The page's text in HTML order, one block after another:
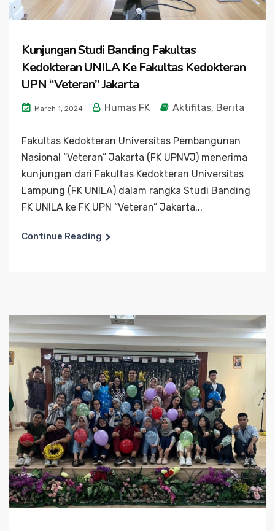
Kunjungan Studi Banding Fakultas
Kedokteran UNILA Ke Fakultas Kedokteran
UPN “Veteran” Jakarta
March 1, 2024 Humas FK Aktifitas, Berita
Fakultas Kedokteran Universitas Pembangunan
Nasional “Veteran” Jakarta (FK UPNVJ) menerima
kunjungan dari Fakultas Kedokteran Universitas
Lampung (FK UNILA) dalam rangka Studi Banding
FK UNILA ke FK UPN “Veteran” Jakarta...
Continue Reading